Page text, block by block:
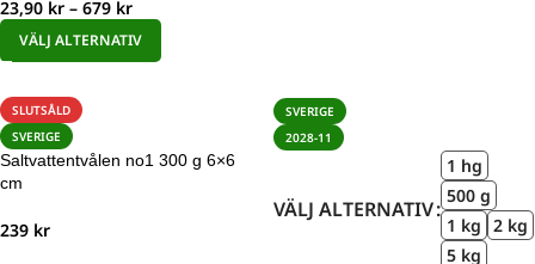
23,90 kr – 679 kr
VÄLJ ALTERNATIV
SLUTSÅLD
SVERIGE
Saltvattentvålen no1 300 g 6×6
cm
239 kr
SVERIGE
2028-11
VÄLJ ALTERNATIV
1 hg
500 g
1 kg 2 kg
5 kg